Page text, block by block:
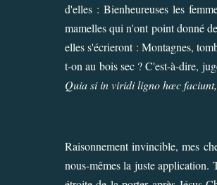
d'elles : Bienheureuses les
mamelles qui n'ont point donné
elles s'écrieront : Montagnes,
t-on au bois sec ? C'est-à-dire,
Quia si in viridi ligno hœc
Raisonnement invincible, mes
nous-mêmes la juste application.